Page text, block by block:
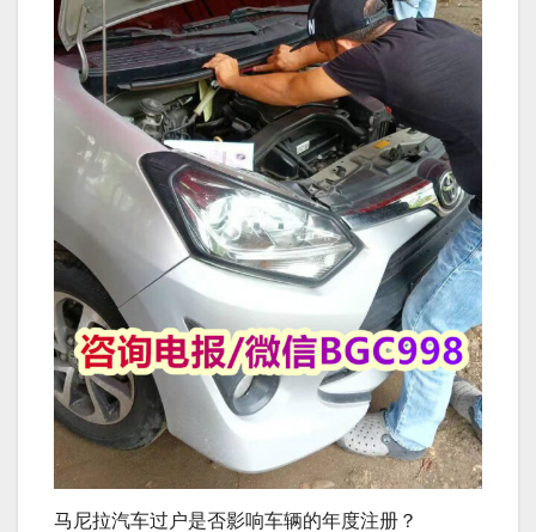
马尼拉汽车过户是否影响车辆的年度注册？